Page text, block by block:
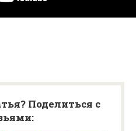
Поделиться с